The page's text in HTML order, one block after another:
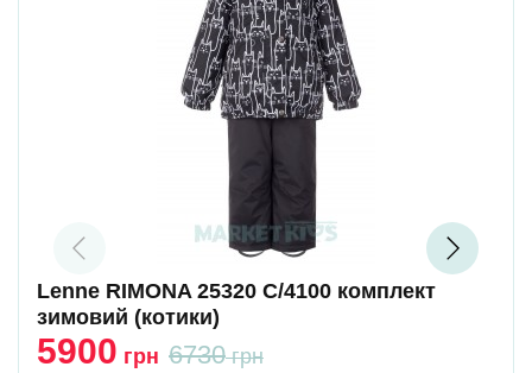
Lenne RIMONA 25320 C/4100 комплект
зимовий (котики)
5900 грн 6730грн